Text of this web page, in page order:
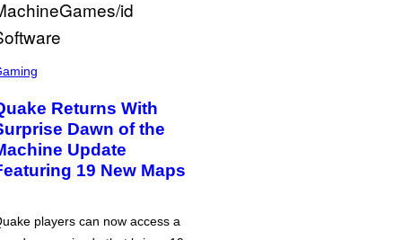
Returns With
Dawn of the
Update
19 New Maps
players can now access a